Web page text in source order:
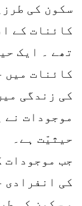
سکون کی
کائنات کے
تھے ۔ ایک
کائنات میں
کی زندگی
موجودات نے
حیثیّت ہے۔
جب موجودات
کی انفرادی